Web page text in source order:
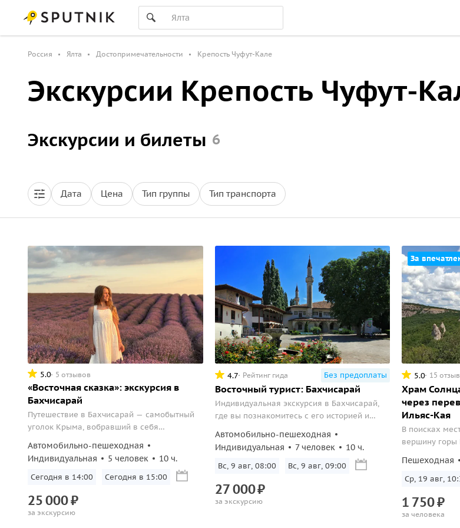
Россия Ялта Достопримечательности Крепость Чуфут-Кале
Экскурсии Крепость Чуфут-
Экскурсии и билеты 6
Дата Цена Тип группы Тип транспорта
5.0 5 отзывов
«Восточная сказка»: экскурсия в
Бахчисарай
Путешествие в Бахчисарай — самобытный
уголок Крыма, вобравший в себя
кухни.
Автомобильно-пешеходная
Индивидуальная
5 человек 10 ч.
Сегодня в 14:00 Сегодня в 15:00
25000₽
за экскурсию
4.7 Рейтинг гида Без предоплаты
Восточный турист: Бахчисарай
Индивидуальная экскурсия в Бахчисарай,
где вы познакомитесь с его историей и
Автомобильно-пешеходная
Индивидуальная
7 человек 10 ч.
Вс, 9 авг, 08:00 Вс, 9 авг, 09:00
27000₽
за экскурсию
За
5.0 15
Храм
через
Ильяс-Кая
В поисках
вершину горы
Пешеходная
Ср, 19 авг,
1 750₽
за человека